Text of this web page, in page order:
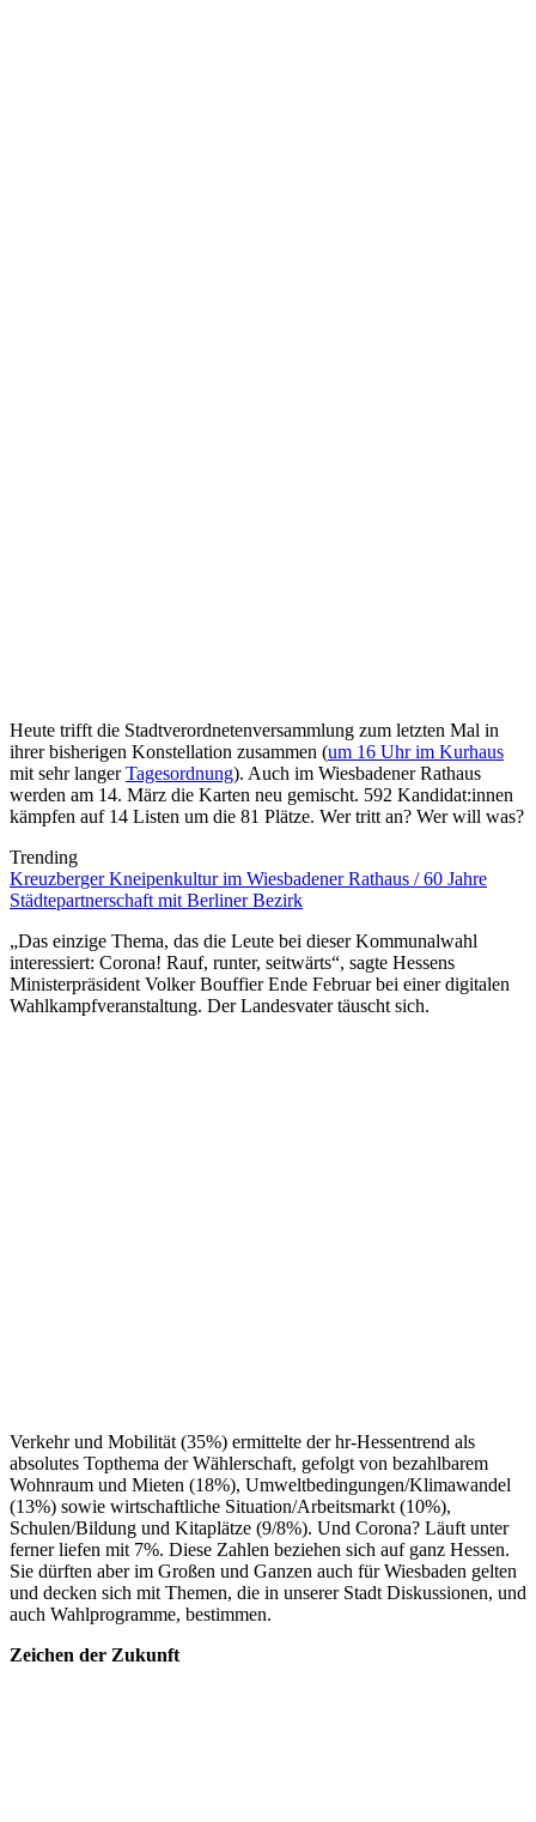
Heute trifft die Stadtverordnetenversammlung zum letzten Mal in
ihrer bisherigen Konstellation zusammen (um 16 Uhr im Kurhaus
mit sehr langerTagesordnung). Auch im Wiesbadener Rathaus
werden am 14. März die Karten neu gemischt. 592 Kandidat:innen
kämpfen auf 14 Listen um die 81 Plätze. Wer tritt an? Wer will was?
Trending
Kreuzberger Kneipenkultur im Wiesbadener Rathaus / 60 Jahre
Städtepartnerschaft mit Berliner Bezirk
„Das einzige Thema, das die Leute bei dieser Kommunalwahl
interessiert: Corona! Rauf, runter, seitwärts“, sagte Hessens
Ministerpräsident Volker Bouffier Ende Februar bei einer digitalen
Wahlkampfveranstaltung. Der Landesvater täuscht sich.
Verkehr und Mobilität (35%) ermittelte der hr-Hessentrend als
absolutes Topthema der Wählerschaft, gefolgt von bezahlbarem
Wohnraum und Mieten (18%), Umweltbedingungen/Klimawandel
(13%) sowie wirtschaftliche Situation/Arbeitsmarkt (10%),
Schulen/Bildung und Kitaplätze (9/8%). Und Corona? Läuft unter
ferner liefen mit 7%. Diese Zahlen beziehen sich auf ganz Hessen.
Sie dürften aber im Großen und Ganzen auch für Wiesbaden gelten
und decken sich mit Themen, die in unserer Stadt Diskussionen, und
auch Wahlprogramme, bestimmen.
Zeichen der Zukunft